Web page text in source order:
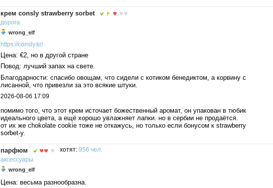
крем consly strawberry sorbet
дорога
wrong_elf
https://consly.kr/
Цена: €2, но в другой стране
Повод: лучший запах на свете.
Благодарности: спасибо овощам, что сидели с котиком бенедиктом, а корвину с
лисанной, что привезли за это всякие штуки.
2026-08-06 17:09
помимо того, что этот крем источает божественный аромат, он упакован в тюбик
идеального цвета, а ещё хорошо увлажняет лапки. но в сербии не продаётся.
от их же chokolate cookie тоже не откажусь, но только если бонусом к strawberry
sorbet-у.
парфюм хотят: 956 чел.
аксессуары
wrong_elf
Цена: весьма разнообразна.